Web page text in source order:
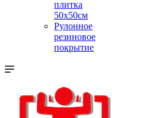
плитка
50х50см
Рулонное
резиновое
покрытие